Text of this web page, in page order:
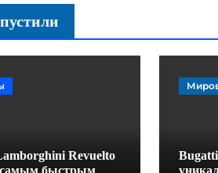
Revuelto
самым быстрым